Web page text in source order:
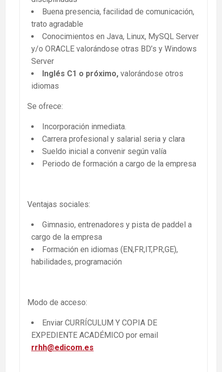
Buena presencia, facilidad de comunicación,
trato agradable
Conocimientos en Java, Linux, MySQL Server
y/o ORACLE valorándose otras BD’s y Windows
Server
Inglés C1 o próximo, valorándose otros
idiomas
Se ofrece:
Incorporación inmediata.
Carrera profesional y salarial seria y clara
Sueldo inicial a convenir según valía
Periodo de formación a cargo de la empresa
Ventajas sociales:
Gimnasio, entrenadores y pista de paddel a
cargo de la empresa
Formación en idiomas (EN,FR,IT,PR,GE),
habilidades, programación
Modo de acceso:
Enviar CURRÍCULUM Y COPIA DE
EXPEDIENTE ACADÉMICO por email
rrhh@edicom.es